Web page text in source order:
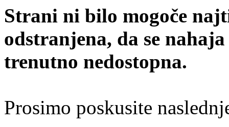
Strani ni bilo mogoče
odstranjena, da se
trenutno nedostopna.
Prosimo poskusite